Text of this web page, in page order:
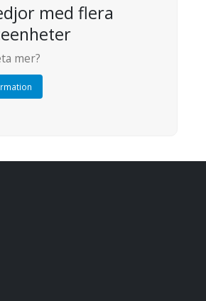
med flera
mer?